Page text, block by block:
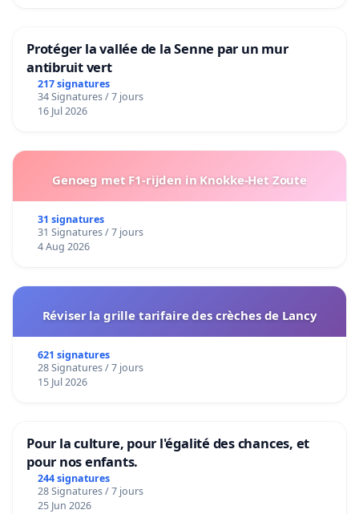
Protéger la vallée de la Senne par un mur
antibruit vert
217 signatures
34 Signatures / 7 jours
16 Jul 2026
Genoeg met F1-rijden in Knokke-Het Zoute
31 signatures
31 Signatures / 7 jours
4 Aug 2026
Réviser la grille tarifaire des crèches de Lancy
621 signatures
28 Signatures / 7 jours
15 Jul 2026
Pour la culture, pour l'égalité des chances, et
pour nos enfants.
244 signatures
28 Signatures / 7 jours
25 Jun 2026